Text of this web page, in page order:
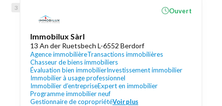
Immobilux Sàrl
13 An der Ruetsbech L-6552 Berdorf
Agence immobilièreTransactions immobilières
Chasseur de biens immobiliers
Évaluation bien immobilierInvestissement immobilier
Immobilier à usage professionnel
Immobilier d’entrepriseExpert en immobilier
Programme immobilier neuf
Gestionnaire de copropriétéVoir plus
Ouvert